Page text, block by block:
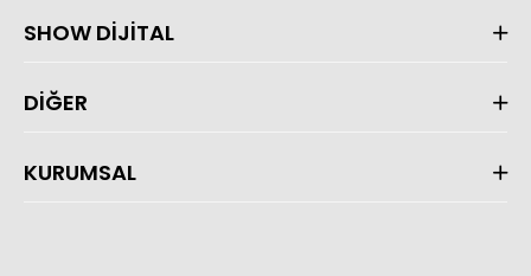
SHOW DİJİTAL
DİĞER
KURUMSAL